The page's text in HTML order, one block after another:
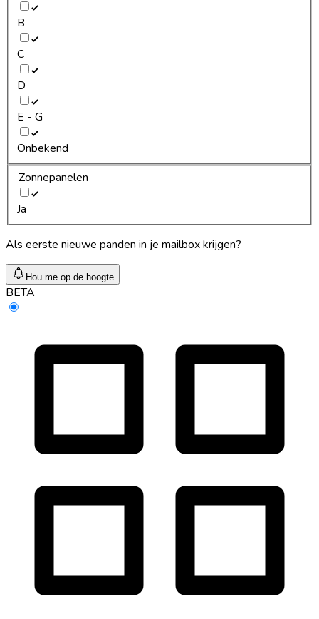
B
C
D
E - G
Onbekend
Zonnepanelen
Ja
Als eerste nieuwe panden in je mailbox krijgen?
Hou me op de hoogte
BETA